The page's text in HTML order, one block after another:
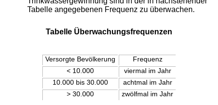
Tabelle angegebenen Frequenz zu überwachen.
Tabelle Überwachungsfrequenzen
Versorgte Bevölkerung
Frequenz
< 10.000
viermal im Jahr
10.000 bis 30.000
achtmal im Jahr
> 30.000
zwölfmal im Jahr